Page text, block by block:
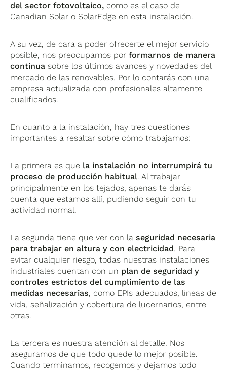
del sector fotovoltaico, como es el caso de
Canadian Solar o SolarEdge en esta instalación.
A su vez, de cara a poder ofrecerte el mejor servicio
posible, nos preocupamos porformarnos de manera
continua sobre los últimos avances y novedades del
mercado de las renovables. Por lo contarás con una
empresa actualizada con profesionales altamente
cualificados.
En cuanto a la instalación, hay tres cuestiones
importantes a resaltar sobre cómo trabajamos:
La primera es que la instalación no interrumpirá tu
proceso de producción habitual. Al trabajar
principalmente en los tejados, apenas te darás
cuenta que estamos allí, pudiendo seguir con tu
actividad normal.
La segunda tiene que ver con laseguridad necesaria
para trabajar en altura y con electricidad. Para
evitar cualquier riesgo, todas nuestras instalaciones
industriales cuentan con un plan de seguridad y
controles estrictos del cumplimiento de las
medidas necesarias, como EPIs adecuados, líneas de
vida, señalización y cobertura de lucernarios, entre
otras.
La tercera es nuestra atención al detalle. Nos
aseguramos de que todo quede lo mejor posible.
Cuando terminamos, recogemos y dejamos todo